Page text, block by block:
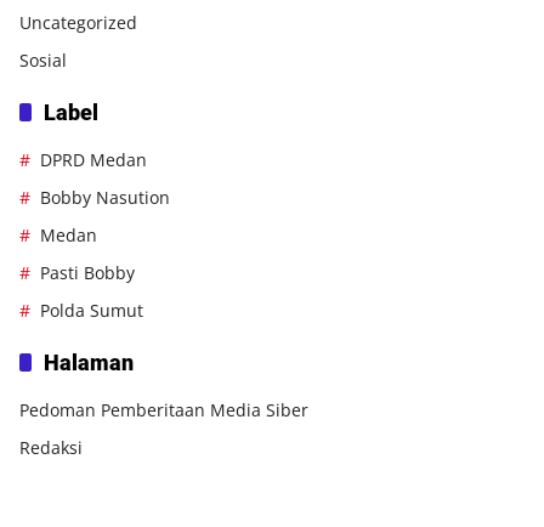
Uncategorized
Sosial
Label
DPRD Medan
Bobby Nasution
Medan
Pasti Bobby
Polda Sumut
Halaman
Pedoman Pemberitaan Media Siber
Redaksi